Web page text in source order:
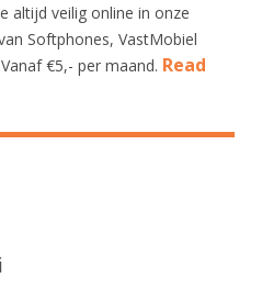
altijd veilig online in onze
Softphones, VastMobiel
€5,- per maand. Read